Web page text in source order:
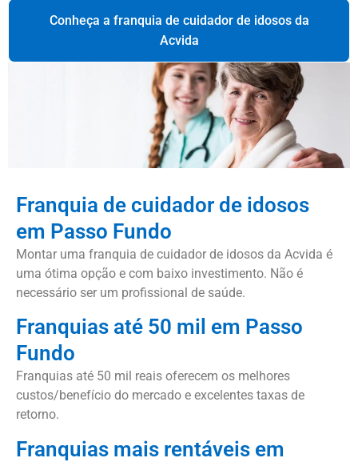
Conheça a franquia de cuidador de idosos da
Acvida
Franquia de cuidador de idosos
em Passo Fundo
Montar uma franquia de cuidador de idosos da Acvida é
uma ótima opção e com baixo investimento. Não é
necessário ser um profissional de saúde.
Franquias até 50 mil em Passo
Fundo
Franquias até 50 mil reais oferecem os melhores
custos/benefício do mercado e excelentes taxas de
retorno.
Franquias mais rentáveis em